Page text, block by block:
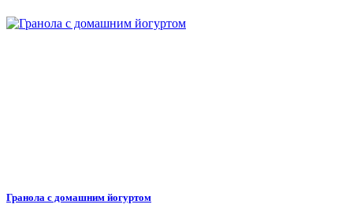
Гранола с домашним йогуртом